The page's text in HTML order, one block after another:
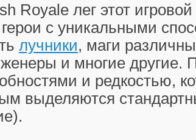
Royale лег этот
с уникальными
лучники, маги
и многие другие.
и редкостью,
выделяются